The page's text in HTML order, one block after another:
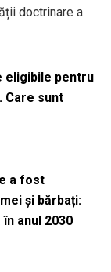
doctrinare a
eligibile pentru
Care sunt
a fost
și bărbați:
anul 2030